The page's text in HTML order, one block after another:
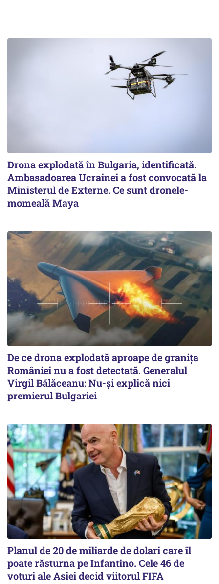
Drona explodată în Bulgaria, identificată.
Ambasadoarea Ucrainei a fost convocată la
Ministerul de Externe. Ce sunt dronele-
momeală Maya
De ce drona explodată aproape de granița
României nu a fost detectată. Generalul
Virgil Bălăceanu: Nu-și explică nici
premierul Bulgariei
Planul de 20 de miliarde de dolari care îl
poate răsturna pe Infantino. Cele 46 de
voturi ale Asiei decid viitorul FIFA